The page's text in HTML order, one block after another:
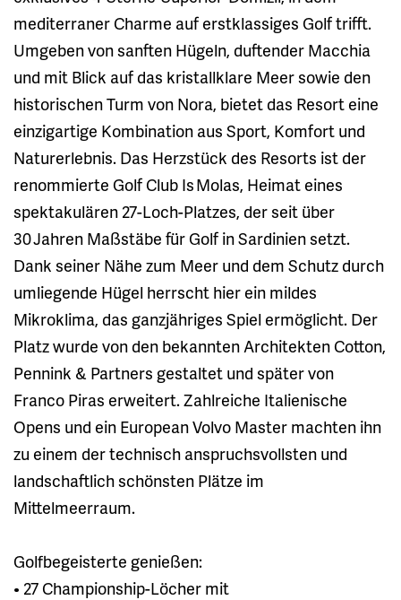
mediterraner Charme auf erstklassiges Golf trifft.
Umgeben von sanften Hügeln, duftender Macchia
und mit Blick auf das kristallklare Meer sowie den
historischen Turm von Nora, bietet das Resort eine
einzigartige Kombination aus Sport, Komfort und
Naturerlebnis. Das Herzstück des Resorts ist der
renommierte Golf Club Is Molas, Heimat eines
spektakulären 27-Loch-Platzes, der seit über
30 Jahren Maßstäbe für Golf in Sardinien setzt.
Dank seiner Nähe zum Meer und dem Schutz durch
umliegende Hügel herrscht hier ein mildes
Mikroklima, das ganzjähriges Spiel ermöglicht. Der
Platz wurde von den bekannten Architekten Cotton,
Pennink & Partners gestaltet und später von
Franco Piras erweitert. Zahlreiche Italienische
Opens und ein European Volvo Master machten ihn
zu einem der technisch anspruchsvollsten und
landschaftlich schönsten Plätze im
Mittelmeerraum.
Golfbegeisterte genießen:
• 27 Championship-Löcher mit